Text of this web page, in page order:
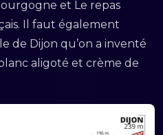
et Le repas
Il faut également
de Dijon qu’on a inventé
aligoté et crème de